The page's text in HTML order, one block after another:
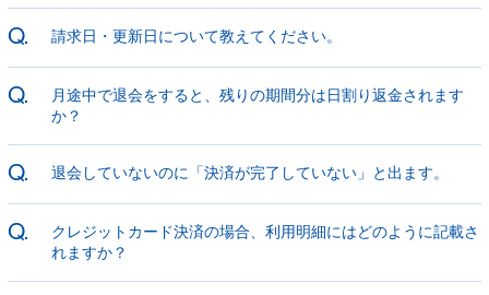
PROFILE GOODS
CONTACT
CHAT
デンマウちゅ あのゲっちゅ
JOIN LOGIN
Q. 請求日・更新日について教えてください。
Q.
月途中で退会をすると、残りの期間分は日割り返金されます
か？
Q. 退会していないのに「決済が完了していない」と出ます。
Q.
クレジットカード決済の場合、利用明細にはどのように記載さ
れますか？